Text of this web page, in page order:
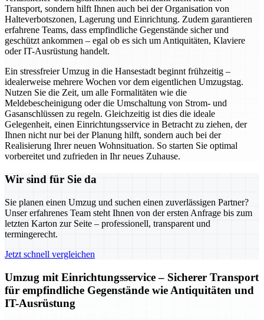
Transport, sondern hilft Ihnen auch bei der Organisation von
Halteverbotszonen, Lagerung und Einrichtung. Zudem garantieren
erfahrene Teams, dass empfindliche Gegenstände sicher und
geschützt ankommen – egal ob es sich um Antiquitäten, Klaviere
oder IT-Ausrüstung handelt.
Ein stressfreier Umzug in die Hansestadt beginnt frühzeitig –
idealerweise mehrere Wochen vor dem eigentlichen Umzugstag.
Nutzen Sie die Zeit, um alle Formalitäten wie die
Meldebescheinigung oder die Umschaltung von Strom- und
Gasanschlüssen zu regeln. Gleichzeitig ist dies die ideale
Gelegenheit, einen Einrichtungsservice in Betracht zu ziehen, der
Ihnen nicht nur bei der Planung hilft, sondern auch bei der
Realisierung Ihrer neuen Wohnsituation. So starten Sie optimal
vorbereitet und zufrieden in Ihr neues Zuhause.
Wir sind für Sie da
Sie planen einen Umzug und suchen einen zuverlässigen Partner?
Unser erfahrenes Team steht Ihnen von der ersten Anfrage bis zum
letzten Karton zur Seite – professionell, transparent und
termingerecht.
Jetzt schnell vergleichen
Umzug mit Einrichtungsservice – Sicherer Transport
für empfindliche Gegenstände wie Antiquitäten und
IT-Ausrüstung